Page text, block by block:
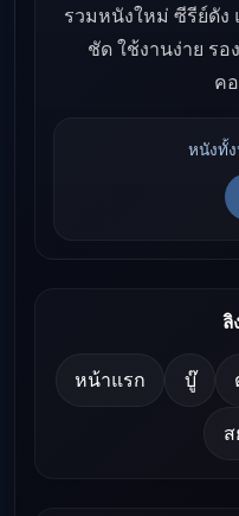
รวมหนังใหม่ ซีรีย์ดัง
ชัด ใช้งานง่าย ร
ค
หนังทั้
ลิ
หน้าแรก บู๊